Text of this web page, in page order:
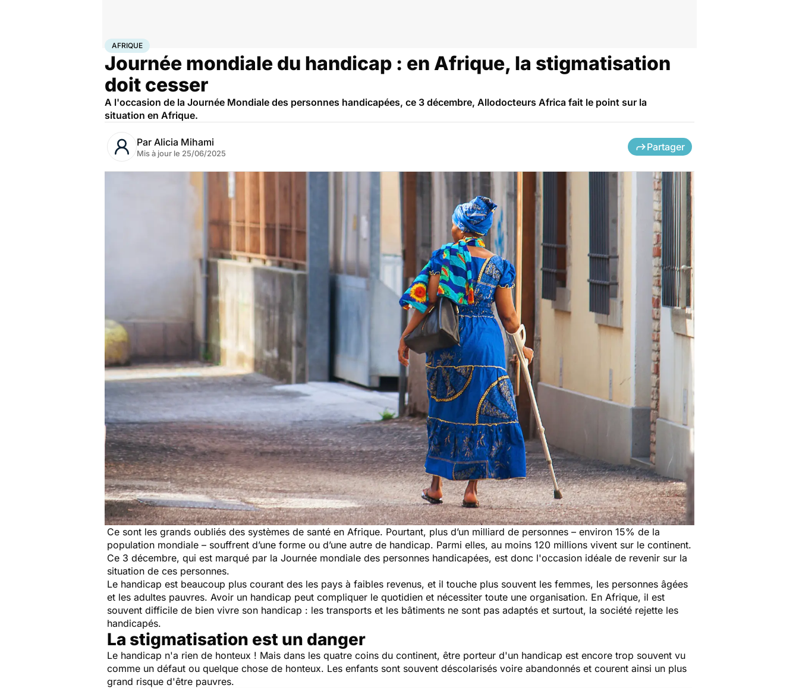
AccueilSantéSociété
AFRIQUE
Journée mondiale du handicap : en Afrique, la stigmatisation
doit cesser
A l'occasion de la Journée Mondiale des personnes handicapées, ce 3 décembre, Allodocteurs Africa fait le point sur la
situation en Afrique.
Par Alicia Mihami
Mis à jour le 25/06/2025
Partager
Ce sont les grands oubliés des systèmes de santé en Afrique. Pourtant, plus d’un milliard de personnes – environ 15% de la
population mondiale – souffrent d’une forme ou d’une autre de handicap. Parmi elles, au moins 120 millions vivent sur le continent.
Ce 3 décembre, qui est marqué par la Journée mondiale des personnes handicapées, est donc l'occasion idéale de revenir sur la
situation de ces personnes.
Le handicap est beaucoup plus courant des les pays à faibles revenus, et il touche plus souvent les femmes, les personnes âgées
et les adultes pauvres. Avoir un handicap peut compliquer le quotidien et nécessiter toute une organisation. En Afrique, il est
souvent difficile de bien vivre son handicap : les transports et les bâtiments ne sont pas adaptés et surtout, la société rejette les
handicapés.
La stigmatisation est un danger
Le handicap n'a rien de honteux ! Mais dans les quatre coins du continent, être porteur d'un handicap est encore trop souvent vu
comme un défaut ou quelque chose de honteux. Les enfants sont souvent déscolarisés voire abandonnés et courent ainsi un plus
grand risque d'être pauvres.